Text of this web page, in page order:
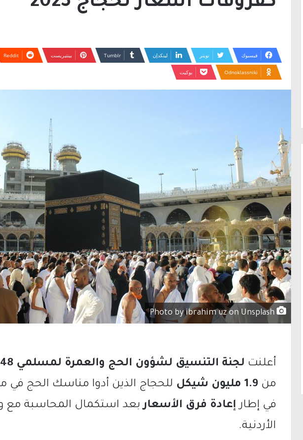
فيسبوك تويتر لينكدإن بينتيريست
Odnoklassniki بوكيت
أعلنت لجنة التنسيق لشؤون الحج والعمرة لمسلمي 48
من 1.9 مليون شيكل
في إطار إعادة فرق الأسعاربعد استكمال المحاسبة مع
الأردنية.